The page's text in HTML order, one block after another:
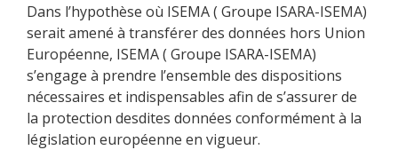
Dans l’hypothèse où ISEMA ( Groupe ISARA-ISEMA)
serait amené à transférer des données hors Union
Européenne, ISEMA ( Groupe ISARA-ISEMA)
s’engage à prendre l’ensemble des dispositions
nécessaires et indispensables afin de s’assurer de
la protection desdites données conformément à la
législation européenne en vigueur.